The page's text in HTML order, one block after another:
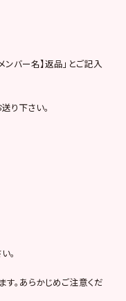
ンバー名】返品」とご記入
り下さい。
。
。あらかじめご注意くだ